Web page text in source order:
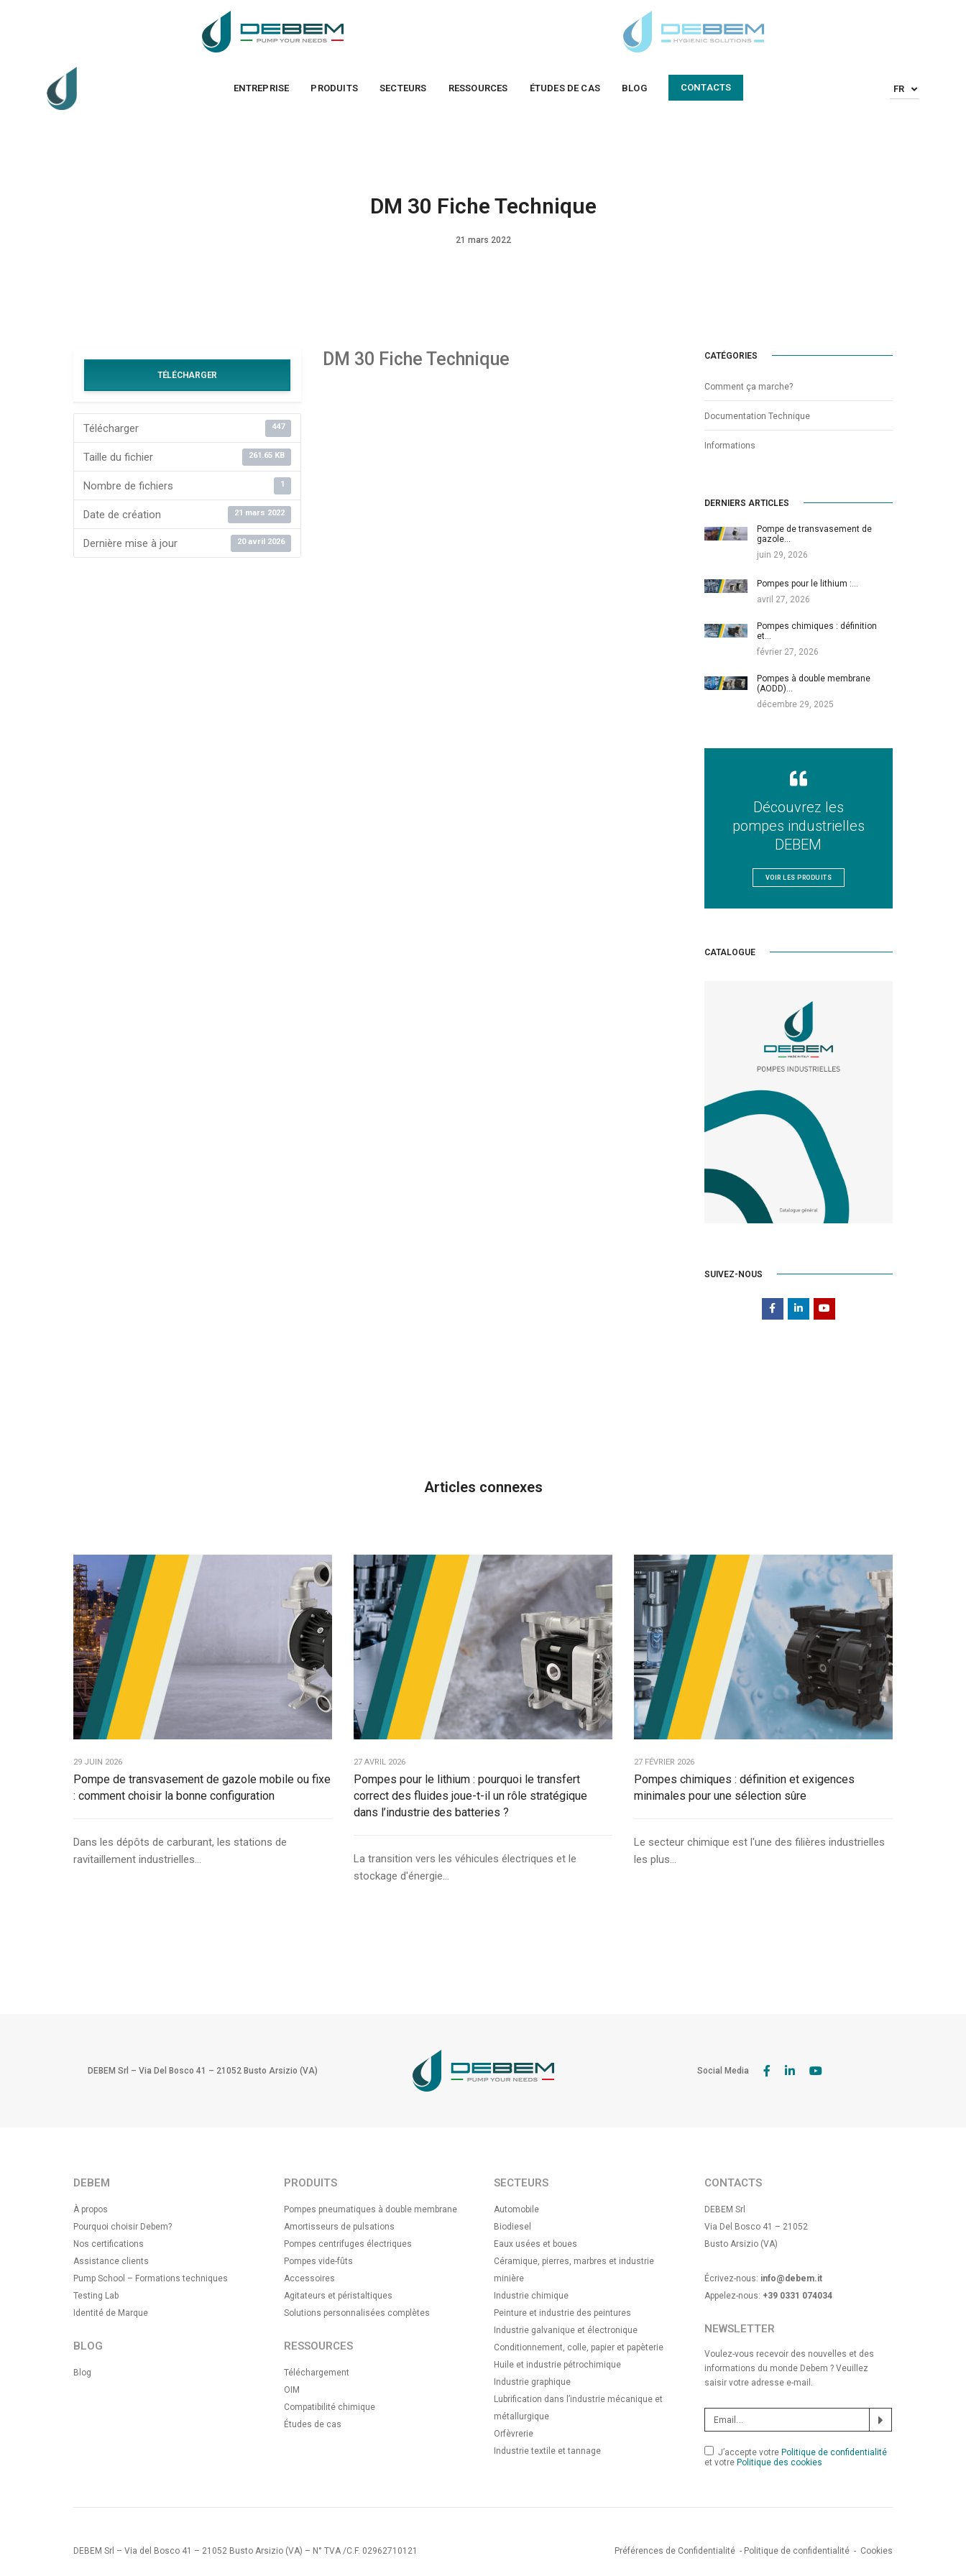
ENTREPRISE PRODUITS SECTEURS RESSOURCES ÉTUDES DE CAS BLOG CONTACTS FR
DM 30 Fiche Technique
21 mars 2022
TÉLÉCHARGER
Télécharger 447
Taille du fichier 261.65 KB
Nombre de fichiers 1
Date de création 21 mars 2022
Dernière mise à jour 20 avril 2026
DM 30 Fiche Technique CATÉGORIES
Comment ça marche?
Documentation Technique
Informations
DERNIERS ARTICLES
Pompe de transvasement de
gazole…
juin 29, 2026
Pompes pour le lithium :…
avril 27, 2026
Pompes chimiques : définition
et…
février 27, 2026
Pompes à double membrane
(AODD)…
décembre 29, 2025
Découvrez les
pompes industrielles
DEBEM
VOIR LES PRODUITS
CATALOGUE
SUIVEZ-NOUS
Articles connexes
29 JUIN 2026
Pompe de transvasement de gazole mobile ou fixe
: comment choisir la bonne configuration
Dans les dépôts de carburant, les stations de
ravitaillement industrielles...
27 AVRIL 2026
Pompes pour le lithium : pourquoi le transfert
correct des fluides joue-t-il un rôle stratégique
dans l’industrie des batteries ?
La transition vers les véhicules électriques et le
stockage d'énergie...
27 FÉVRIER 2026
Pompes chimiques : définition et exigences
minimales pour une sélection sûre
Le secteur chimique est l'une des filières industrielles
les plus...
DEBEM Srl – Via Del Bosco 41 – 21052 Busto Arsizio (VA) Social Media
DEBEM
À propos
Pourquoi choisir Debem?
Nos certifications
Assistance clients
Pump School – Formations techniques
Testing Lab
Identité de Marque
BLOG
Blog
PRODUITS
Pompes pneumatiques à double membrane
Amortisseurs de pulsations
Pompes centrifuges électriques
Pompes vide-fûts
Accessoires
Agitateurs et péristaltiques
Solutions personnalisées complètes
RESSOURCES
Téléchargement
OIM
Compatibilité chimique
Études de cas
SECTEURS
Automobile
Biodiesel
Eaux usées et boues
Céramique, pierres, marbres et industrie
minière
Industrie chimique
Peinture et industrie des peintures
Industrie galvanique et électronique
Conditionnement, colle, papier et papèterie
Huile et industrie pétrochimique
Industrie graphique
Lubrification dans l’industrie mécanique et
métallurgique
Orfèvrerie
Industrie textile et tannage
CONTACTS
DEBEM Srl
Via Del Bosco 41 – 21052
Busto Arsizio (VA)
Écrivez-nous: info@debem.it
Appelez-nous: +39 0331 074034
NEWSLETTER
Voulez-vous recevoir des nouvelles et des
informations du monde Debem ? Veuillez
saisir votre adresse e-mail.
J’accepte votre Politique de confidentialité
et votre Politique des cookies
DEBEM Srl – Via del Bosco 41 – 21052 Busto Arsizio (VA) – N° TVA /C.F. 02962710121 Préférences de Confidentialité - Politique de confidentialité - Cookies